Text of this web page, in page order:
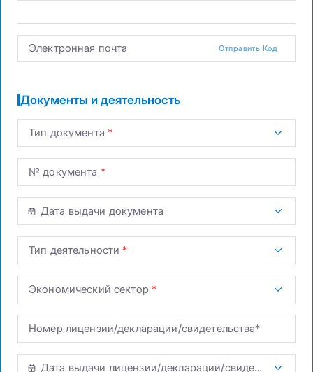
Электронная почта Отправить Код
Документы и деятельность
Тип документа
№ документа
Дата выдачи документа
Тип деятельности
Экономический сектор
Номер лицензии/декларации/свидетельства*
Дата выдачи лицензии/декларации/свидетельства*